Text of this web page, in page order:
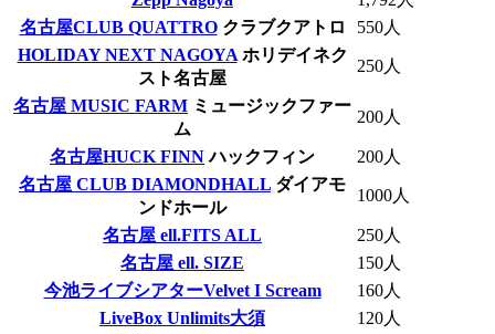
名古屋CLUB QUATTRO クラブクアトロ
550人
HOLIDAY NEXT NAGOYA ホリデイネク
スト名古屋
250人
名古屋 MUSIC FARM ミュージックファー
ム
200人
名古屋HUCK FINN ハックフィン
200人
名古屋 CLUB DIAMONDHALL ダイアモ
ンドホール
1000人
名古屋 ell.FITS ALL
250人
名古屋 ell. SIZE
150人
今池ライブシアターVelvet I Scream
160人
LiveBox Unlimits大須
120人